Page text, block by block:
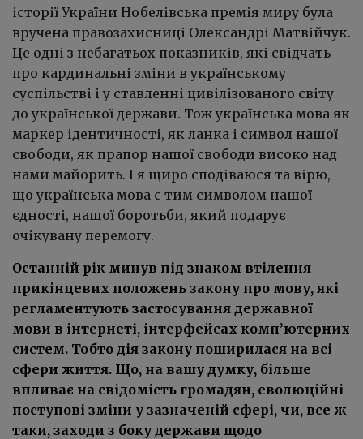
історії України Нобелівська премія миру була
вручена правозахисниці Олександрі Матвійчук.
Це одні з небагатьох показників, які свідчать
про кардинальні зміни в українському
суспільстві і у ставленні цивілізованого світу
до української держави. Тож українська мова як
маркер ідентичності, як ланка і символ нашої
свободи, як прапор нашої свободи високо над
нами майорить. І я щиро сподіваюся та вірю,
що українська мова є тим символом нашої
єдності, нашої боротьби, який подарує
очікувану перемогу.
Останній рік минув під знаком втілення
прикінцевих положень закону про мову, які
регламентують застосування державної
мови в інтернеті, інтерфейсах комп’ютерних
систем. Тобто дія закону поширилася на всі
сфери життя. Що, на вашу думку, більше
впливає на свідомість громадян, еволюційні
поступові зміни у зазначеній сфері, чи, все ж
таки, заходи з боку держави щодо